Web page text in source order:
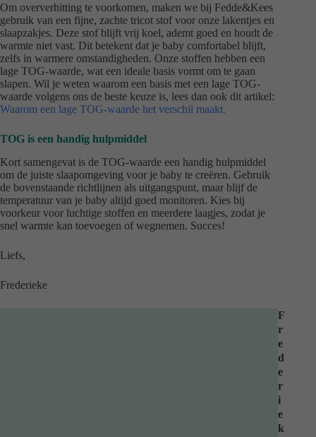
Om oververhitting te voorkomen, maken we bij Fedde&Kees
gebruik van een fijne, zachte tricot stof voor onze lakentjes en
slaapzakjes. Deze stof blijft vrij koel, ademt goed en houdt de
warmte niet vast. Dit betekent dat je baby comfortabel blijft,
zelfs in warmere omstandigheden. Onze stoffen hebben een
lage TOG-waarde, wat een ideale basis vormt om te gaan
slapen. Wil je weten waarom een basis met een lage TOG-
waarde volgens ons de beste keuze is, lees dan ook dit artikel:
Waarom een lage TOG-waarde het verschil maakt.
TOG is een handig hulpmiddel
Kort samengevat is de TOG-waarde een handig hulpmiddel
om de juiste slaapomgeving voor je baby te creëren. Gebruik
de bovenstaande richtlijnen als uitgangspunt, maar blijf de
temperatuur van je baby altijd goed monitoren. Kies bij
voorkeur voor luchtige stoffen en meerdere laagjes, zodat je
snel warmte kan toevoegen of wegnemen. Succes!
Liefs,
Frederieke
F
r
e
d
e
r
i
e
k